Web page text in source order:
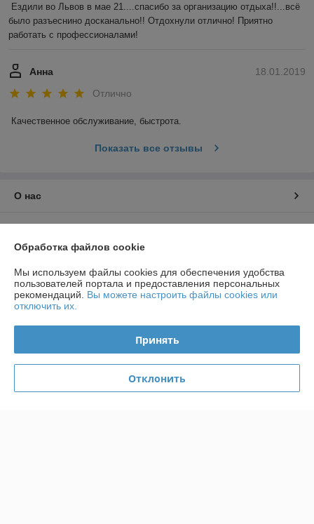
Ездили во Львов в мае 21....спасибо за организацию отдыха!!...всё
было разъеснино досканально!! Отдохнули отлично! Приятно
работать с профессионалами!
18.01.2019
Анна
Отлично
Качественное обслуживание, быстрота.
Показать все отзывы
О нас
График работы
Полная версия сайта
Сайт создан на платформе Deal.by
Обработка файлов cookie
Мы используем файлы cookies для обеспечения удобства
пользователей портала и предоставления персональных
рекомендаций. Вы можете настроить файлы cookies или
отключить их.
Принять
Отклонить